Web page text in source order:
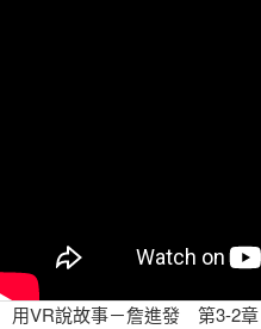
用VR說故事－詹進發 第3-2